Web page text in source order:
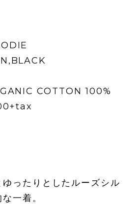
COTTON 100%
ったりとしたルーズシル
一着。